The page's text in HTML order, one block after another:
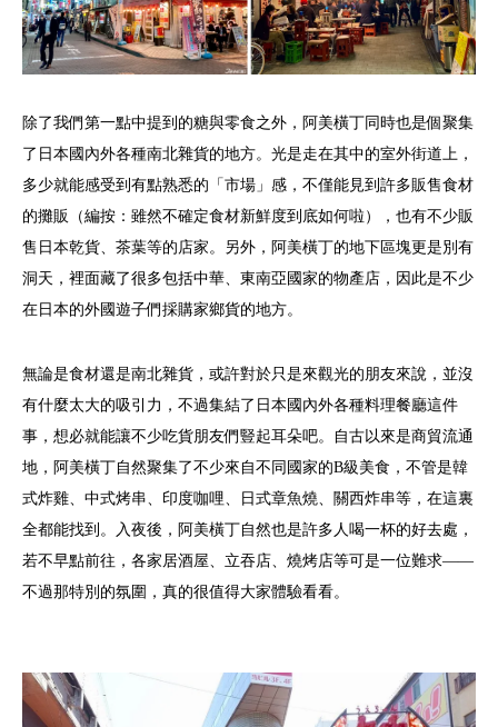
除了我們第一點中提到的糖與零食之外，阿美橫丁同時也是個聚集
了日本國內外各種南北雜貨的地方。光是走在其中的室外街道上，
多少就能感受到有點熟悉的「市場」感，不僅能見到許多販售食材
的攤販（編按：雖然不確定食材新鮮度到底如何啦），也有不少販
售日本乾貨、茶葉等的店家。另外，阿美橫丁的地下區塊更是別有
洞天，裡面藏了很多包括中華、東南亞國家的物產店，因此是不少
在日本的外國遊子們採購家鄉貨的地方。
無論是食材還是南北雜貨，或許對於只是來觀光的朋友來說，並沒
有什麼太大的吸引力，不過集結了日本國內外各種料理餐廳這件
事，想必就能讓不少吃貨朋友們豎起耳朵吧。自古以來是商貿流通
地，阿美橫丁自然聚集了不少來自不同國家的B級美食，不管是韓
式炸雞、中式烤串、印度咖哩、日式章魚燒、關西炸串等，在這裏
全都能找到。入夜後，阿美橫丁自然也是許多人喝一杯的好去處，
若不早點前往，各家居酒屋、立吞店、燒烤店等可是一位難求——
不過那特別的氛圍，真的很值得大家體驗看看。